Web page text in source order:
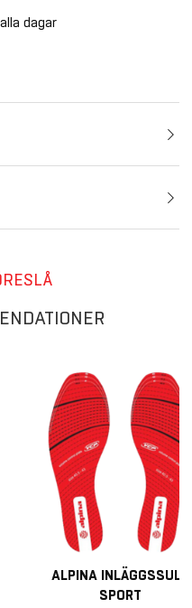
dagar
ALPINA INLÄGGSSULA
SPORT